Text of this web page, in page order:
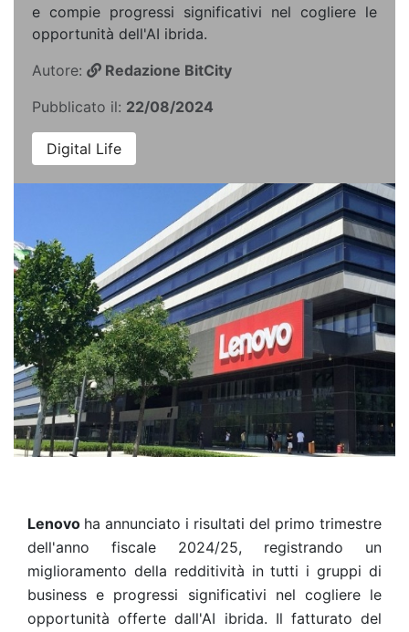
e compie progressi significativi nel cogliere le
opportunità dell'AI ibrida.
Autore:
Redazione BitCity
Pubblicato il: 22/08/2024
Digital Life
Lenovo ha annunciato i risultati del primo trimestre
dell'anno fiscale 2024/25, registrando un
miglioramento della redditività in tutti i gruppi di
business e progressi significativi nel cogliere le
opportunità offerte dall'AI ibrida. Il fatturato del